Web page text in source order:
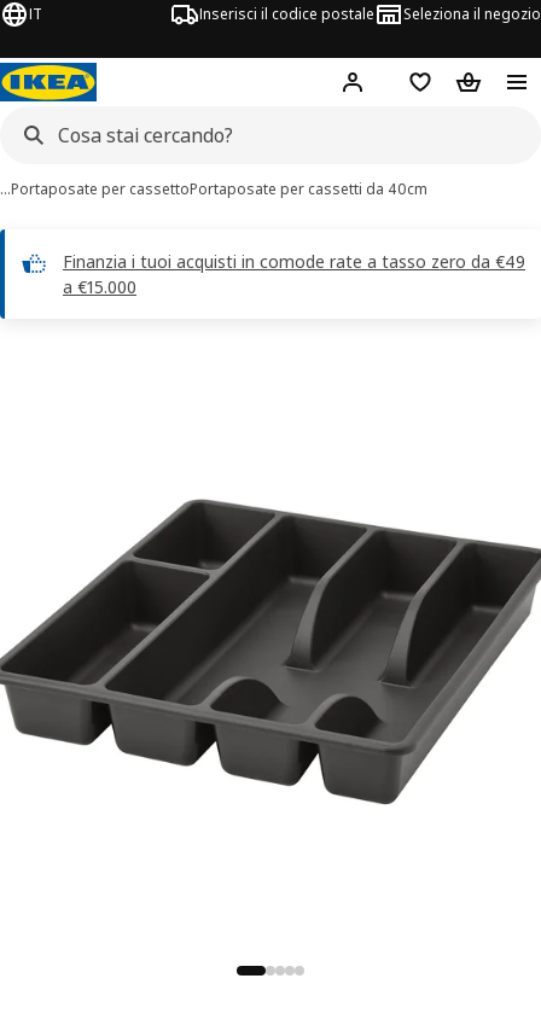
IT Inserisci il codice postale Seleziona il negozio
Hej! AccediLista deiCarrello
…Portaposate per cassettoPortaposate per cassetti da 40cm
Finanzia i tuoi acquisti in comode rate a tasso zero da €49
a €15.000